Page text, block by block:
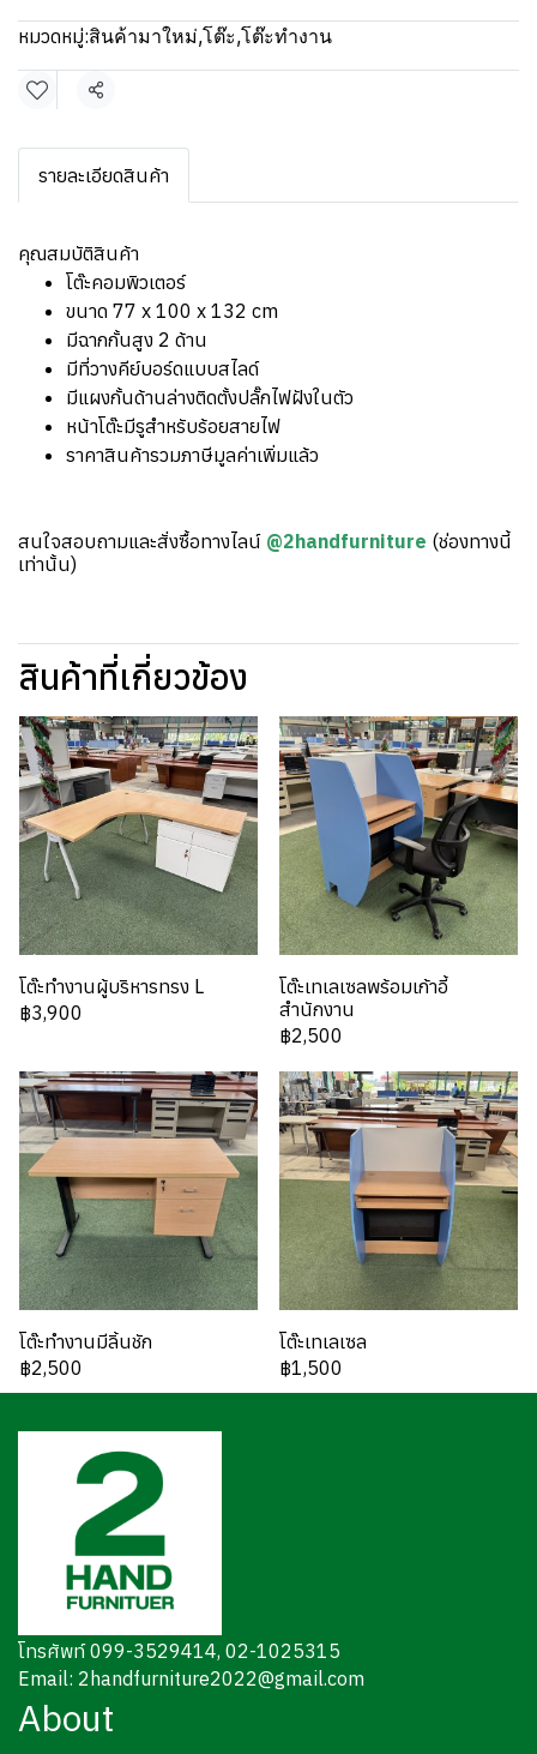
หมวดหมู่:สินค้ามาใหม่,โต๊ะ,โต๊ะทำงาน
แชร์
รายละเอียดสินค้า
คุณสมบัติสินค้า
โต๊ะคอมพิวเตอร์
ขนาด 77 x 100 x 132 cm
มีฉากกั้นสูง 2 ด้าน
มีที่วางคีย์บอร์ดแบบสไลด์
มีแผงกั้นด้านล่างติดตั้งปลั๊กไฟฝังในตัว
หน้าโต๊ะมีรูสำหรับร้อยสายไฟ
ราคาสินค้ารวมภาษีมูลค่าเพิ่มแล้ว
สนใจสอบถามและสั่งซื้อทางไลน์ @2handfurniture (ช่องทางนี้
เท่านั้น)
สินค้าที่เกี่ยวข้อง
โต๊ะทำงานผู้บริหารทรง L
฿3,900
โต๊ะเทเลเซลพร้อมเก้าอี้
สำนักงาน
฿2,500
โต๊ะทำงานมีลิ้นชัก
฿2,500
โต๊ะเทเลเซล
฿1,500
โทรศัพท์ 099-3529414, 02-1025315
Email: 2handfurniture2022@gmail.com
About